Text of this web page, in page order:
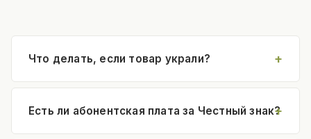
Что делать, если товар украли?
Есть ли абонентская плата за Честный знак?